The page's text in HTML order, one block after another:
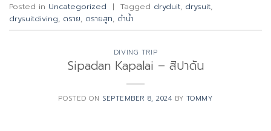
Posted in Uncategorized | Tagged dryduit, drysuit,
drysuitdiving, ดราย, ดรายสูท, ดำน้ำ
DIVING TRIP
Sipadan Kapalai – สิปาดัน
POSTED ON SEPTEMBER 8, 2024BY TOMMY